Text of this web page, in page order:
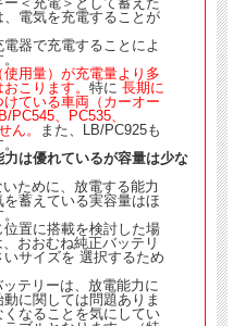
ッテリー /HEDC（エイチイーディ
の正規商品のみを扱っておりますの
電気を充電することが
器で充電することによ
使用量）が充電量より多
こります。 特に 長期に
ている車両（カーオー
PC545、PC535、
ん。
また、LB/PC925も
力は優れているが容量は少な
ために、放電する能力
蓄えている実容量はほ
置に搭載を検討した場
おおむね純正バッテリ
サイズを 選択するため
テリーは、放電能力に
に関しては問題ありま
なることを気にしてい